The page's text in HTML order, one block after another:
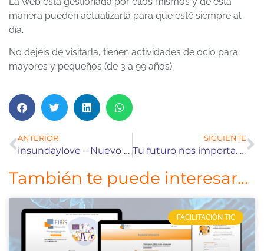
manera pueden actualizarla para que esté siempre al
día.
No dejéis de visitarla, tienen actividades de ocio para
mayores y pequeños (de 3 a 99 años).
ANTERIOR
insundaylove – Nuevo proyecto web
SIGUIENTE
Tu futuro nos importa. Colaboración con la UDC.
También te puede interesar...
FACILITACIÓN TIC